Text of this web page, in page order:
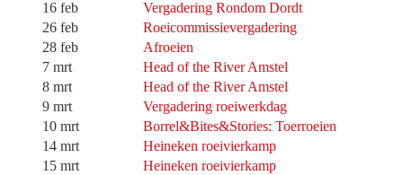
16 feb
Vergadering Rondom Dordt
26 feb
Roeicommissievergadering
28 feb
Afroeien
7 mrt
Head of the River Amstel
8 mrt
Head of the River Amstel
9 mrt
Vergadering roeiwerkdag
10 mrt
Borrel&Bites&Stories: Toerroeien
14 mrt
Heineken roeivierkamp
15 mrt
Heineken roeivierkamp